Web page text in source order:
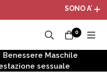
SONO ATTIVI I
0
Benessere Maschile
sessuale